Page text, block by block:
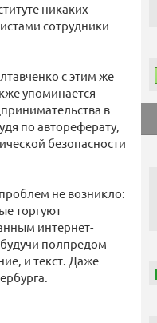
никаких
сотрудники
с этим же
упоминается
в
по автореферату,
безопасности
не возникло:
торгуют
интернет-
полпредом
и текст. Даже